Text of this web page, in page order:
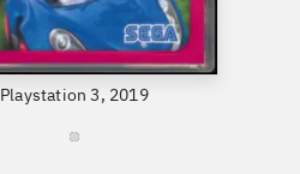
Playstation 3, 2019